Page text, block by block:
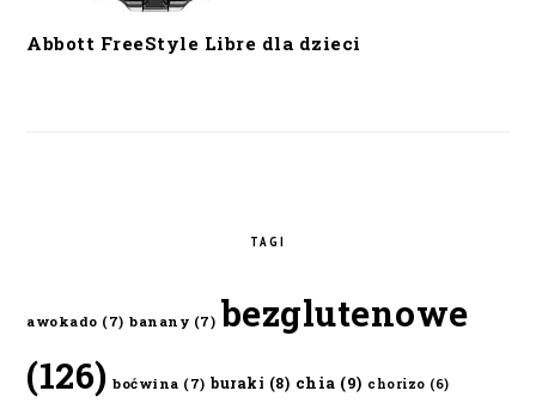
Abbott FreeStyle Libre dla dzieci
TAGI
awokado (7) banany (7) bezglutenowe
(126) boćwina (7) buraki (8) chia (9) chorizo (6)